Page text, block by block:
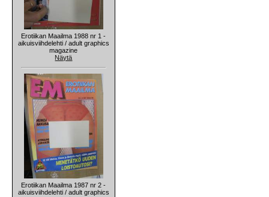
Erotiikan Maailma 1988 nr 1 -
aikuisviihdelehti / adult graphics
magazine
Näytä
Erotiikan Maailma 1987 nr 2 -
aikuisviihdelehti / adult graphics